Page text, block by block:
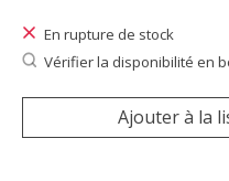
En rupture de stock
Vérifier la disponibilité en
Ajouter à la